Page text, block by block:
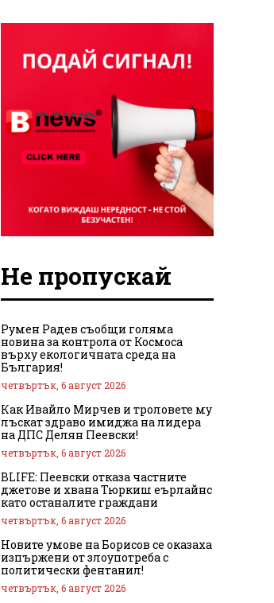
Не пропускай
Румен Радев съобщи голяма
новина за контрола от Космоса
върху екологичната среда на
България!
четвъртък, 6 август 2026
Как Ивайло Мирчев и троловете му
лъскат здраво имиджа на лидера
на ДПС Делян Пеевски!
четвъртък, 6 август 2026
BLIFE: Пеевски отказа частните
джетове и хвана Тюркиш еърлайнс
като останалите граждани
четвъртък, 6 август 2026
Новите умове на Борисов се оказаха
изпържени от злоупотреба с
политически фентанил!
четвъртък, 6 август 2026